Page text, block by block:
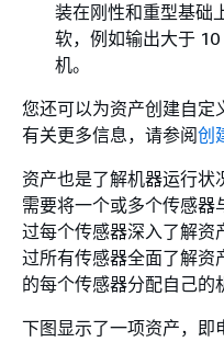
装在刚性和重型基础
软，例如输出大于
机。
您还可以为资产创建自定
有关更多信息，请参阅创
资产也是了解机器运行状
需要将一个或多个传感器
过每个传感器深入了解资
过所有传感器全面了解资
的每个传感器分配自己的
下图显示了一项资产，即